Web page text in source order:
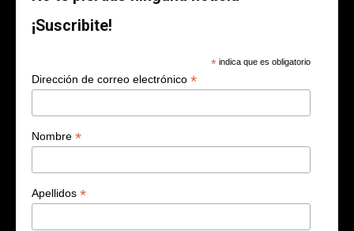
¡Suscribite!
* indica que es obligatorio
Dirección de correo electrónico *
Nombre *
Apellidos *